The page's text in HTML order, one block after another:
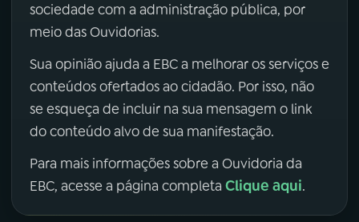
sociedade com a administração pública, por
meio das Ouvidorias.
Sua opinião ajuda a EBC a melhorar os serviços e
conteúdos ofertados ao cidadão. Por isso, não
se esqueça de incluir na sua mensagem o link
do conteúdo alvo de sua manifestação.
Para mais informações sobre a Ouvidoria da
EBC, acesse a página completa Clique aqui.